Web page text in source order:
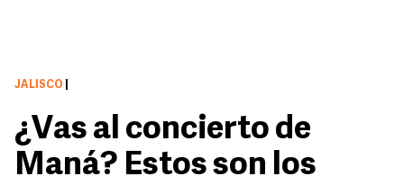
JALISCO
¿Vas al concierto de
Maná? Estos son los